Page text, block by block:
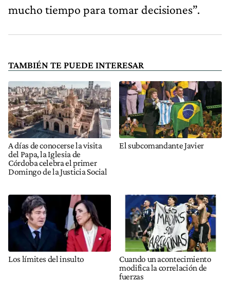
mucho tiempo para tomar decisiones”.
TAMBIÉN TE PUEDE INTERESAR
A días de conocerse la visita
del Papa, la Iglesia de
Córdoba celebra el primer
Domingo de la Justicia Social
El subcomandante Javier
Los límites del insulto
Cuando un acontecimiento
modifica la correlación de
fuerzas